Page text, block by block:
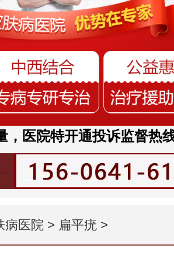
，医院特开通投诉监督热
病医院> 扁平疣>